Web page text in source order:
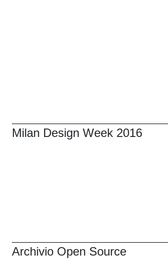
Milan Design Week 2016
Archivio Open Source